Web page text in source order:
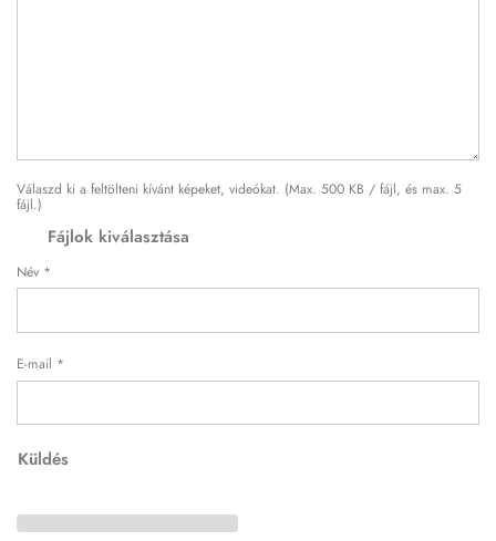
Válaszd ki a feltölteni kívánt képeket, videókat. (Max. 500 KB / fájl, és max. 5
fájl.)
Fájlok kiválasztása
Név *
E-mail *